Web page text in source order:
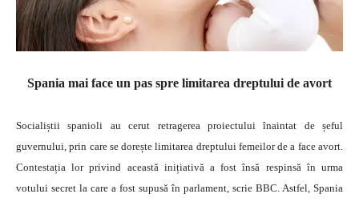
Spania mai face un pas spre limitarea dreptului de avort
Socialiștii spanioli au cerut retragerea proiectului înaintat de șeful
guvernului, prin care se dorește limitarea dreptului femeilor de a face avort.
Contestația lor privind această inițiativă a fost însă respinsă în urma
votului secret la care a fost supusă în parlament, scrie BBC. Astfel, Spania